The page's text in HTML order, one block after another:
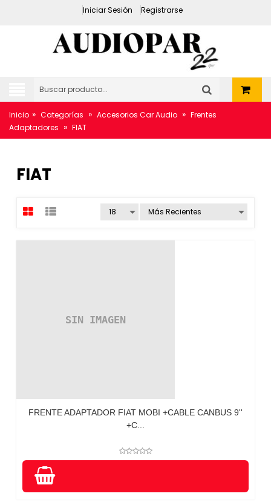
Iniciar Sesión Registrarse
Inicio » Categorías » Accesorios Car Audio » Frentes
Adaptadores » FIAT
FIAT
FRENTE ADAPTADOR FIAT MOBI +CABLE CANBUS 9''
+C...